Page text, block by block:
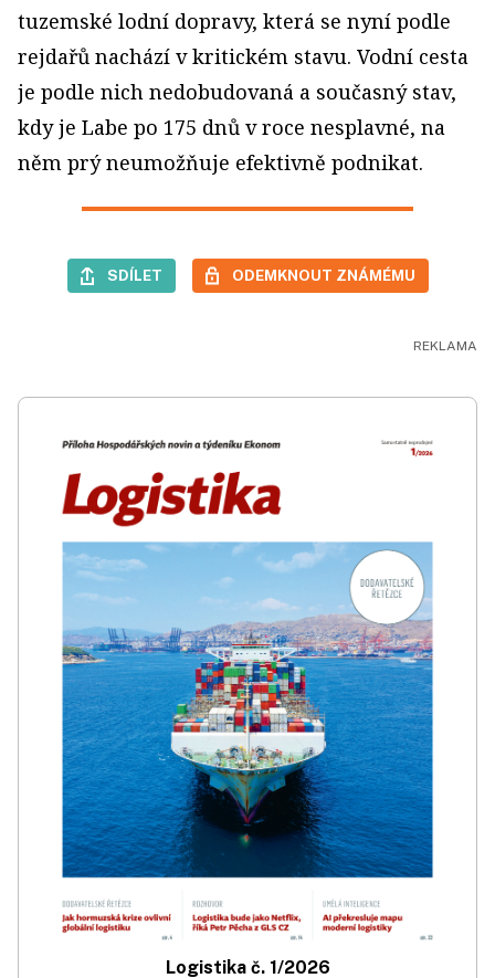
tuzemské lodní dopravy, která se nyní podle
rejdařů nachází v kritickém stavu. Vodní cesta
je podle nich nedobudovaná a současný stav,
kdy je Labe po 175 dnů v roce nesplavné, na
něm prý neumožňuje efektivně podnikat.
SDÍLET ODEMKNOUT ZNÁMÉMU
Logistika č. 1/2026